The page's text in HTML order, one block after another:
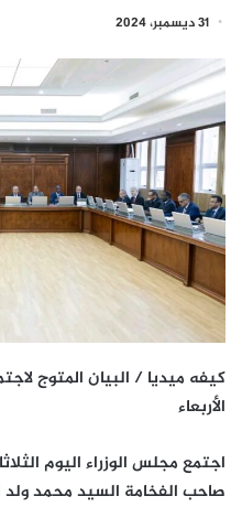
31 ديسمبر، 2024
كيفه ميديا / البيان المتوج
الأربعاء
صاحب الفخامة السيد محمد ولد